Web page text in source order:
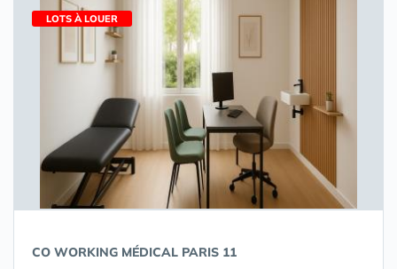
LOTS À LOUER
CO WORKING MÉDICAL PARIS 11